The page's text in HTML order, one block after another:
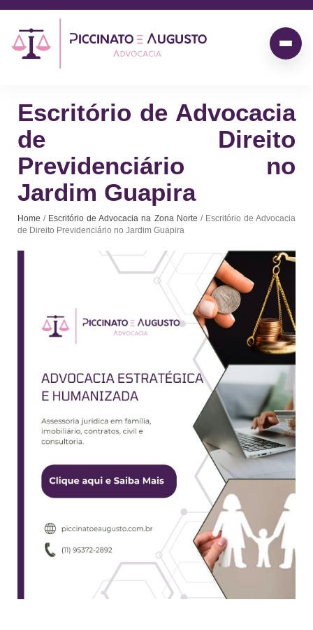
Escritório de Advocacia
de Direito
Previdenciário no
Jardim Guapira
Home / Escritório de Advocacia na Zona Norte / Escritório de Advocacia
de Direito Previdenciário no Jardim Guapira